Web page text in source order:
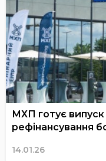
МХП готує випуск
рефінансування
14.01.26